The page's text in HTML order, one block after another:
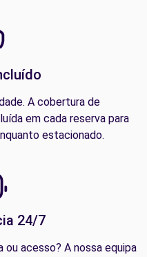
A cobertura de
em cada reserva para
estacionado.
24/7
ou acesso? A nossa equipa